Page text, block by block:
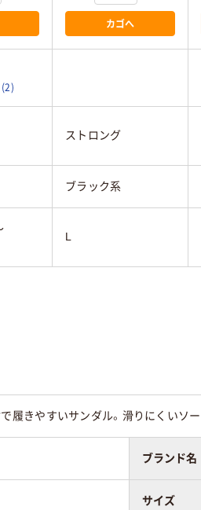
カゴへ
(2)
ストロング
ブラック系
L
履きやすいサンダル。滑りにくいソ
ブランド名
サイズ